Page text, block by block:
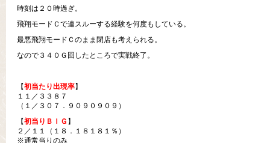
時刻は２０時過ぎ。
飛翔モードＣで連スルーする経験を何度もしている。
最悪飛翔モードＣのまま閉店も考えられる。
なので３４０Ｇ回したところで実戦終了。
【初当たり出現率】
１１／３３８７
（１／３０７．９０９０９０９）
【初当りＢＩＧ 】
２／１１（１８．１８１８１％）
※通常当りのみ